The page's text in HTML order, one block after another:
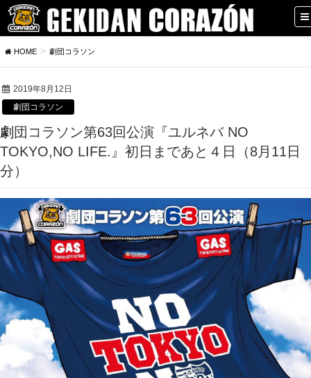
HOME 劇団コラソン
2019年8月12日
劇団コラソン
劇団コラソン第63回公演『ユルネバ NO
TOKYO,NO LIFE.』初日まであと４日（8月11日
分）